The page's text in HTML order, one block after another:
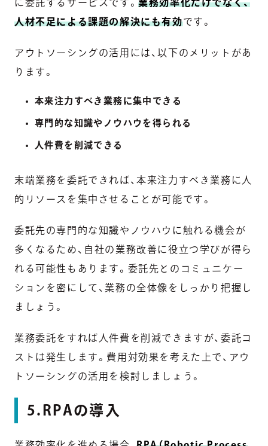
に委託するサービスです。業務効率化だけでなく、
人材不足による課題の解決にも有効です。
アウトソーシングの活用には、以下のメリットがあ
ります。
本来注力すべき業務に集中できる
専門的な知識やノウハウを得られる
人件費を削減できる
末端業務を委託できれば、本来注力すべき業務に人
的リソースを集中させることが可能です。
委託先の専門的な知識やノウハウに触れる機会が
多くなるため、自社の業務改善に役立つ学びが得ら
れる可能性もあります。委託先とのコミュニケー
ションを密にして、業務の全体像をしっかり把握し
ましょう。
業務委託をすれば人件費を削減できますが、委託コ
ストは発生します。費用対効果を考えた上で、アウ
トソーシングの活用を検討しましょう。
5.RPAの導入